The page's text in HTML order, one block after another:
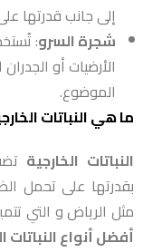
إلى جانب قدرتها
شجرة السرو:
الأرضيات أو
الموضوع.
ما هي النباتات
النباتات الخارجية
بقدرتها على تحمل
مثل الرياض و التي
أفضل أنواع النباتات